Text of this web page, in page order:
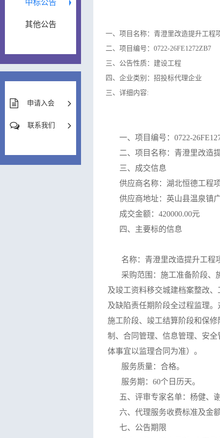
中标公告
其他公告
申请入会
联系我们
一、项目名称：青澄里改造提升工程
二、项目编号：0722-26FE1272ZB7
三、公告性质：建设工程
四、企业类别：招投标代理企业
三、详细内容:
一、项目编号： 0722-
二、项目名称：青澄里改造
三、成交信息
供应商名称：湖北恒德工程
供应商地址：英山县温泉镇
成交金额： 420000.00元
四、主要标的信息
名称：青澄里改造提升工程
采购范围： 施工准备阶段、
及竣工资料移交城建档案整改
及缺陷责任期阶段全过程监理
施工阶段、竣工结算阶段和保
制、合同管理、信息管理、安
体事宜以监理合同为准） 。
服务质量：合格。
服务期： 60个日历天。
五、评审专家名单： 杨健、
六、代理服务收费标准及金
七、公告期限